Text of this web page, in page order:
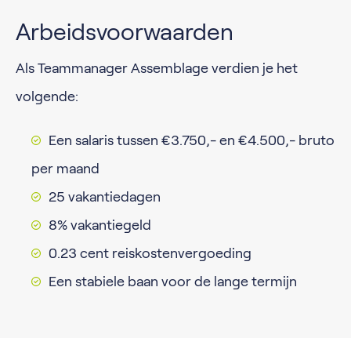
Arbeidsvoorwaarden
Als Teammanager Assemblage verdien je het
volgende:
Een salaris tussen €3.750,- en €4.500,- bruto
per maand
25 vakantiedagen
8% vakantiegeld
0.23 cent reiskostenvergoeding
Een stabiele baan voor de lange termijn